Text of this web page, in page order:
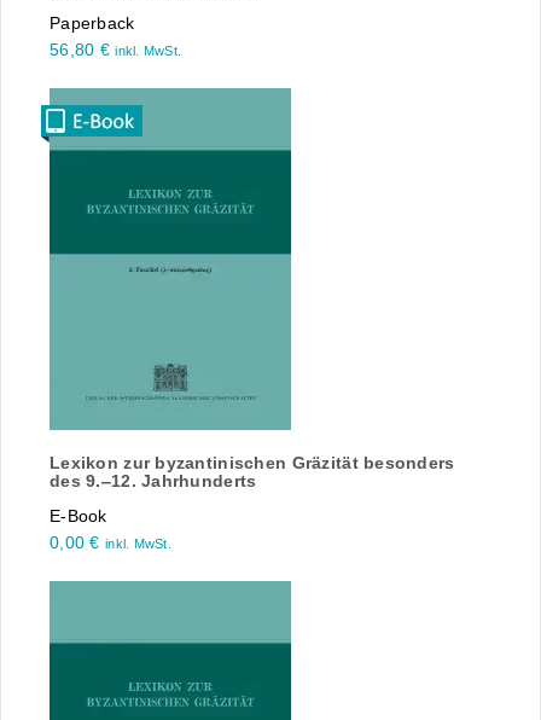
Paperback
56,80 € inkl. MwSt.
Lexikon zur byzantinischen Gräzität besonders
des 9.‒12. Jahrhunderts
E-Book
0,00€ inkl. MwSt.